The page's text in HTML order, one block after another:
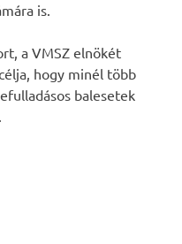
is.
a VMSZ elnökét
hogy minél több
balesetek